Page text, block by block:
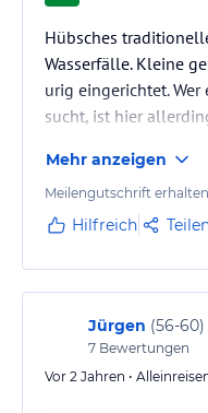
Hübsches
Wasserfälle. Kleine
urig eingerichtet.
sucht, ist hier
Mehr anzeigen
Meilengutschrift erhalten
Hilfreich
Jürgen (56-60)
7 Bewertungen
Vor 2 Jahren •